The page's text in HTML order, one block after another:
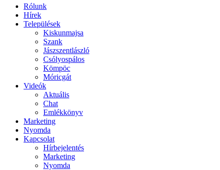
Rólunk
Hírek
Települések
Kiskunmajsa
Szank
Jászszentlászló
Csólyospálos
Kömpöc
Móricgát
Videók
Aktuális
Chat
Emlékkönyv
Marketing
Nyomda
Kapcsolat
Hírbejelentés
Marketing
Nyomda